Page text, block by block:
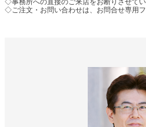
◇事務所への直接のご来店をお断りさせてい
◇ご注文・お問い合わせは、お問合せ専用フ